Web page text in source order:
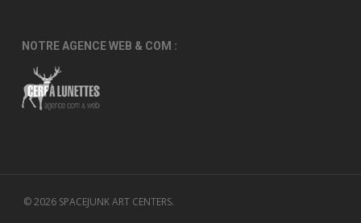
NOTRE AGENCE WEB & COM :
© 2026 SPACEJUNK ART CENTERS.